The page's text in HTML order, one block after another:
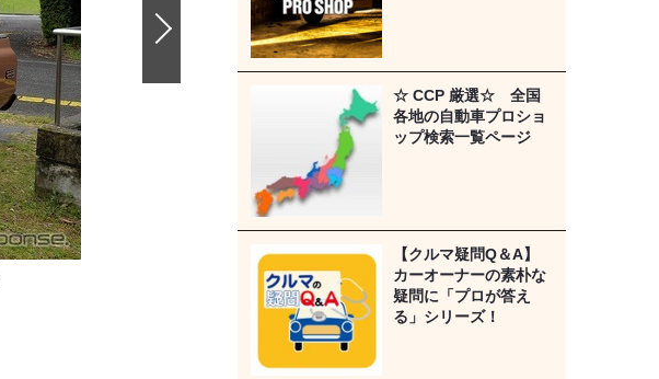
☆ CCP 厳選☆ 全国
各地の自動車プロショ
ップ検索一覧ページ
【クルマ疑問Q＆A】
カーオーナーの素朴な
疑問に「プロが答え
る」シリーズ！